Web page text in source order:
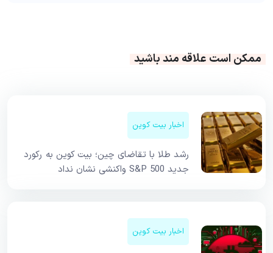
ممکن است علاقه مند باشید
اخبار بیت کوین
رشد طلا با تقاضای چین؛ بیت کوین به رکورد
جدید S&P 500 واکنشی نشان نداد
اخبار بیت کوین